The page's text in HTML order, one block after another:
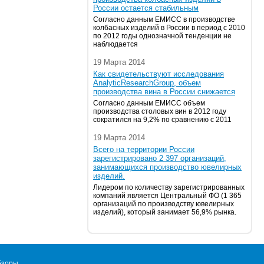
России остается стабильным
Согласно данным ЕМИСС в производстве
колбасных изделий в России в период с 2010
по 2012 годы однозначной тенденции не
наблюдается
19 Марта 2014
Как свидетельствуют исследования
AnalyticResearchGroup, объем
производства вина в России снижается
Согласно данным ЕМИСС объем
производства столовых вин в 2012 году
сократился на 9,2% по сравнению с 2011
19 Марта 2014
Всего на территории России
зарегистрировано 2 397 организаций,
занимающихся производство ювелирных
изделий.
Лидером по количеству зарегистрированных
компаний является Центральный ФО (1 365
организаций по производству ювелирных
изделий), который занимает 56,9% рынка.